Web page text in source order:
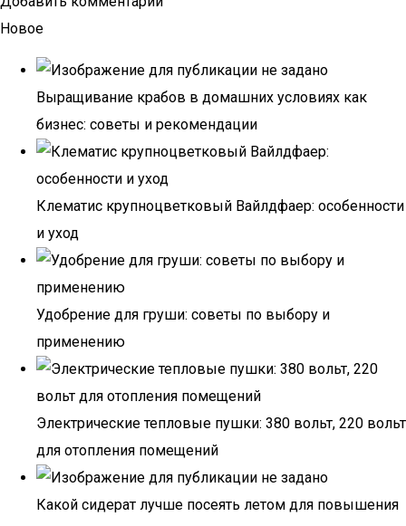
Новое
Выращивание крабов в домашних условиях как
бизнес: советы и рекомендации
Клематис крупноцветковый Вайлдфаер: особенности
и уход
Удобрение для груши: советы по выбору и
применению
Электрические тепловые пушки: 380 вольт, 220 вольт
для отопления помещений
Какой сидерат лучше посеять летом для повышения